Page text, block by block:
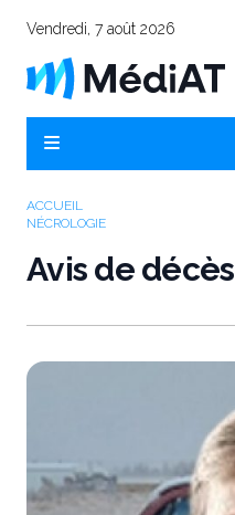
Vendredi, 7 août 2026
ACCUEIL
NÉCROLOGIE
Avis de décès